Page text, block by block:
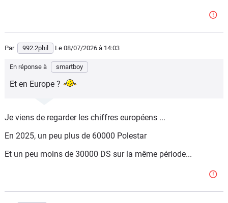
Par 992.2phil Le 08/07/2026 à 14:03
En réponse à smartboy
Et en Europe ?
Je viens de regarder les chiffres européens ...
En 2025, un peu plus de 60000 Polestar
Et un peu moins de 30000 DS sur la même période...